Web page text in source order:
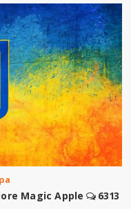
Magic Apple 6313